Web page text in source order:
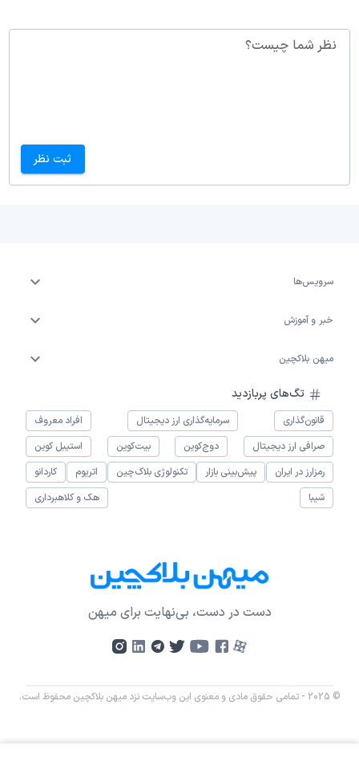
نظر شما چیست؟
ثبت نظر
سرویس‌ها
خبر و آموزش
میهن بلاکچین
تگ‌های پربازدید
قانون‌گذاری سرمایه‌گذاری ارز دیجیتال
افراد معروف
صرافی ارز دیجیتال
دوج‌کوین بیت‌کوین
استیبل کوین
رمزارز در ایران
پیش‌بینی بازار تکنولوژی بلاک‌چین اتریوم
کاردانو
شیبا
هک و کلاهبرداری
دست در دست، بی‌نهایت برای میهن
© 2025 - تمامی حقوق مادی و معنوی این وب‌سایت نزد میهن بلاکچین محفوظ است.